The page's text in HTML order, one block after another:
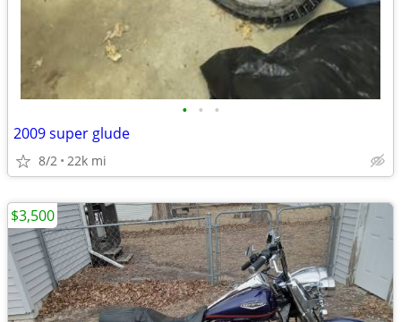
• • •
2009 super glude
8/2 22k mi
$3,500